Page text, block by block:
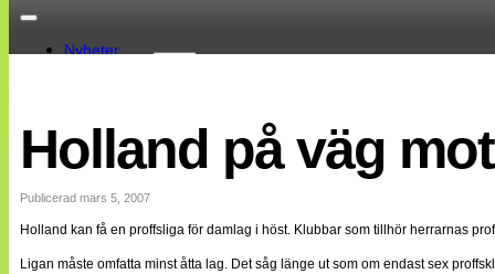
Nyheter
Landslaget
EM 2013
Internationellt
Bildreportage
Bloggar
Lagen
Holland på väg
Publicerad mars 5, 2007
Holland kan få en proffsliga för damlag i höst. Klubbar som tillhör herrarnas
Ligan måste omfatta minst åtta lag. Det såg länge ut som om endast sex